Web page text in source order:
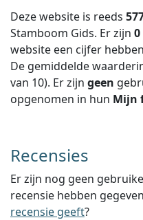
Deze website is reeds
Stamboom Gids. Er zijn 0
website een cijfer
De gemiddelde
van 10). Er zijn geen
opgenomen in hun Mijn
Recensies
Er zijn nog geen
recensie hebben
recensie geeft?